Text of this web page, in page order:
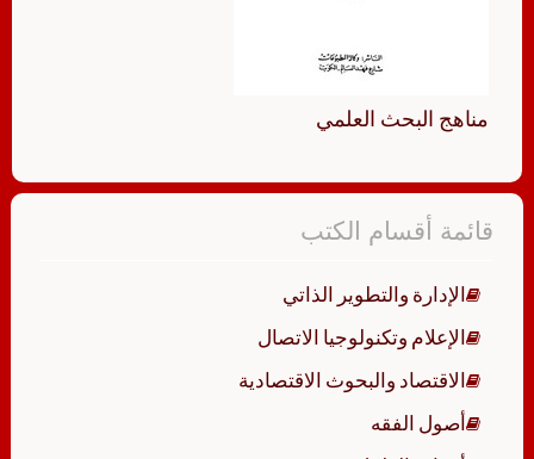
مناهج البحث العلمي
قائمة أقسام الكتب
الإدارة والتطوير الذاتي
الإعلام وتكنولوجيا الاتصال
الاقتصاد والبحوث الاقتصادية
أصول الفقه